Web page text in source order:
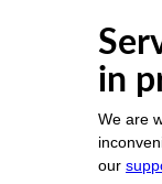
in
We are
our